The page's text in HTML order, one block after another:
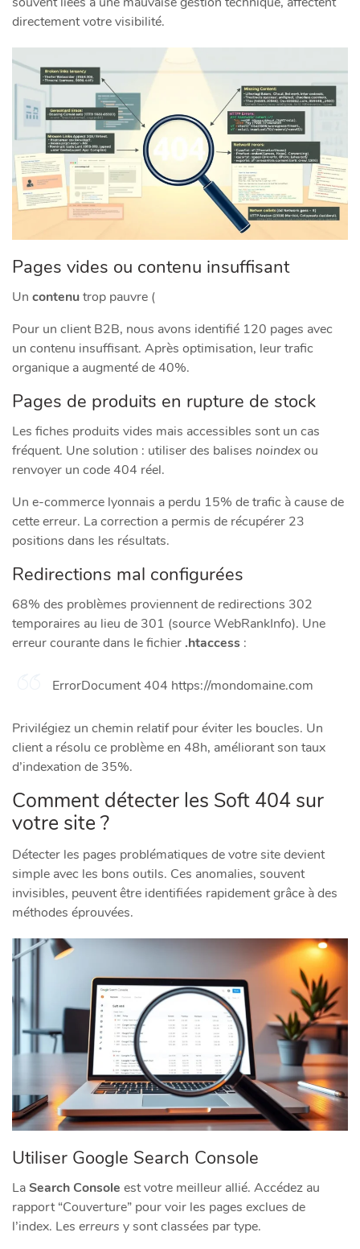
directement votre visibilité.
Pages vides ou contenu insuffisant
Un contenutrop pauvre (
Pour un client B2B, nous avons identifié 120 pages avec
un contenu insuffisant. Après optimisation, leur trafic
organique a augmenté de 40%.
Pages de produits en rupture de stock
Les fiches produits vides mais accessibles sont un cas
fréquent. Une solution : utiliser des balises noindexou
renvoyer un code 404 réel.
Un e-commerce lyonnais a perdu 15% de trafic à cause de
cette erreur. La correction a permis de récupérer 23
positions dans les résultats.
Redirections mal configurées
68% des problèmes proviennent de redirections 302
temporaires au lieu de 301 (source WebRankInfo). Une
erreur courante dans le fichier .htaccess :
ErrorDocument 404 https://mondomaine.com
Privilégiez un chemin relatif pour éviter les boucles. Un
client a résolu ce problème en 48h, améliorant son taux
d’indexation de 35%.
Comment détecter les Soft 404 sur
votre site ?
Détecter les pages problématiques de votre site devient
simple avec les bons outils. Ces anomalies, souvent
invisibles, peuvent être identifiées rapidement grâce à des
méthodes éprouvées.
Utiliser Google Search Console
LaSearch Console est votre meilleur allié. Accédez au
rapport “Couverture” pour voir les pages exclues de
l’index. Les erreurs y sont classées par type.